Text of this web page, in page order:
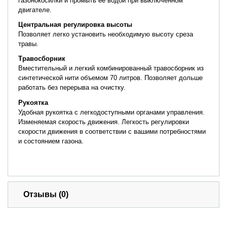
двигателе.
Центральная регулировка высоты
Позволяет легко установить необходимую высоту среза
травы.
Травосборник
Вместительный и легкий комбинированный травосборник из
синтетической нити объемом 70 литров. Позволяет дольше
работать без перерыва на очистку.
Рукоятка
Удобная рукоятка с легкодоступными органами управления.
Изменяемая скорость движения. Легкость регулировки
скорости движения в соответствии с вашими потребностями
и состоянием газона.
Отзывы (0)